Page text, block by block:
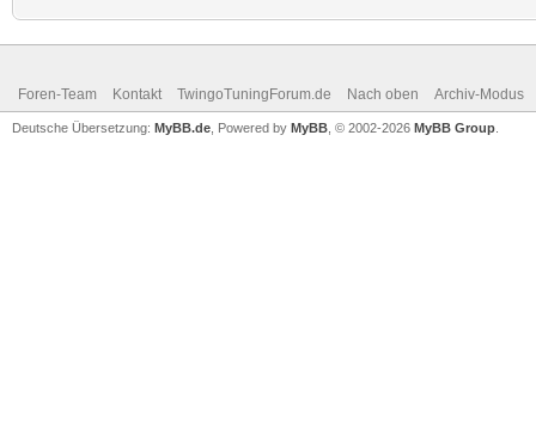
Foren-Team Kontakt TwingoTuningForum.de Nach oben Archiv-Modus
Deutsche Übersetzung: MyBB.de , Powered by MyBB , © 2002-2026 MyBB Group